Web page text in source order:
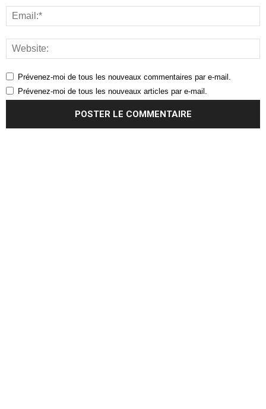
Prévenez-moi de tous les nouveaux commentaires par e-mail.
Prévenez-moi de tous les nouveaux articles par e-mail.